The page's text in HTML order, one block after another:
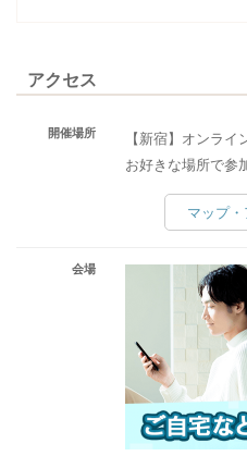
アクセス
開催場所
【新宿】オンライ
お好きな場所で参
マップ
会場